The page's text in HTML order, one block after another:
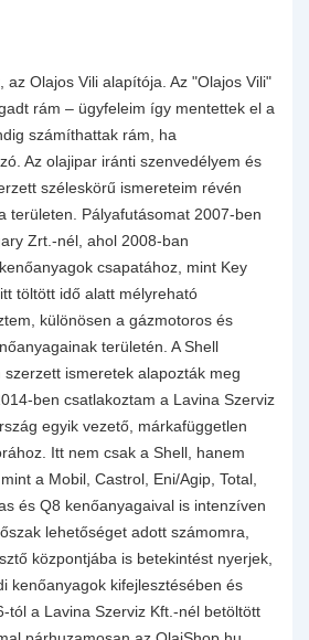
az Olajos Vili alapítója. Az "Olajos Vili"
rám – ügyfeleim így mentettek el a
számíthattak rám, ha
Az olajipar iránti szenvedélyem és
széleskörű ismereteim révén
területen. Pályafutásomat 2007-ben
Zrt.-nél, ahol 2008-ban
csapatához, mint Key
töltött idő alatt mélyreható
különösen a gázmotoros és
területén. A Shell
ismeretek alapozták meg
ben csatlakoztam a Lavina Szerviz
egyik vezető, márkafüggetlen
Itt nem csak a Shell, hanem
a Mobil, Castrol, Eni/Agip, Total,
és Q8 kenőanyagaival is intenzíven
lehetőséget adott számomra,
központjába is betekintést nyerjek,
kenőanyagok kifejlesztésében és
tól a Lavina Szerviz Kft.-nél betöltött